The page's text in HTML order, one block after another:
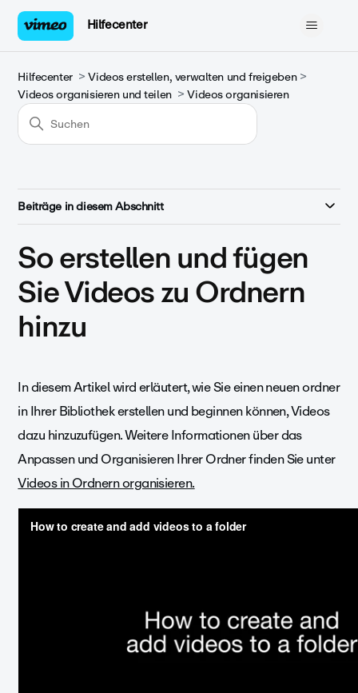
Hilfecenter
Hilfecenter
Videos erstellen, verwalten und freigeben
Videos organisieren und teilen
Videos organisieren
Beiträge in diesem Abschnitt
So erstellen und fügen
Sie Videos zu Ordnern
hinzu
In diesem Artikel wird erläutert, wie Sie einen neuen ordner
in Ihrer Bibliothek erstellen und beginnen können, Videos
dazu hinzuzufügen. Weitere Informationen über das
Anpassen und Organisieren Ihrer Ordner finden Sie unter
Videos in Ordnern organisieren.